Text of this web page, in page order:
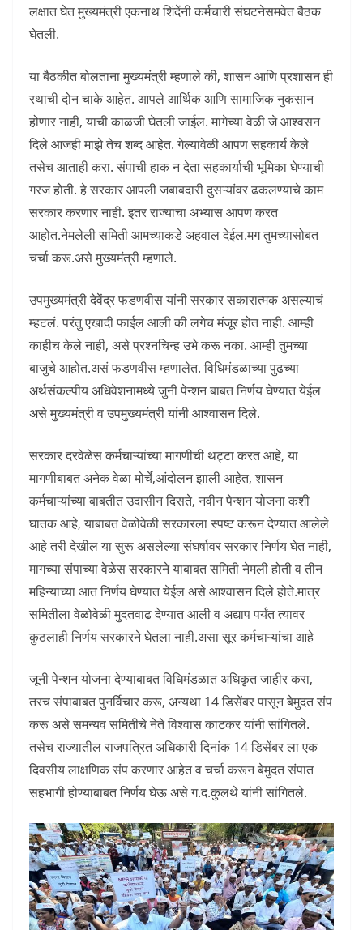
लक्षात घेत मुख्यमंत्री एकनाथ शिंदेंनी कर्मचारी संघटनेसमवेत बैठक
घेतली.
या बैठकीत बोलताना मुख्यमंत्री म्हणाले की, शासन आणि प्रशासन ही
रथाची दोन चाके आहेत. आपले आर्थिक आणि सामाजिक नुकसान
होणार नाही, याची काळजी घेतली जाईल. मागेच्या वेळी जे आश्वसन
दिले आजही माझे तेच शब्द आहेत. गेल्यावेळी आपण सहकार्य केले
तसेच आताही करा. संपाची हाक न देता सहकार्याची भूमिका घेण्याची
गरज होती. हे सरकार आपली जबाबदारी दुसऱ्यांवर ढकलण्याचे काम
सरकार करणार नाही. इतर राज्याचा अभ्यास आपण करत
आहोत.नेमलेली समिती आमच्याकडे अहवाल देईल.मग तुमच्यासोबत
चर्चा करू.असे मुख्यमंत्री म्हणाले.
उपमुख्यमंत्री देवेंद्र फडणवीस यांनी सरकार सकारात्मक असल्याचं
म्हटलं. परंतु एखादी फाईल आली की लगेच मंजूर होत नाही. आम्ही
काहीच केले नाही, असे प्रश्नचिन्ह उभे करू नका. आम्ही तुमच्या
बाजुचे आहोत.असं फडणवीस म्हणालेत. विधिमंडळाच्या पुढच्या
अर्थसंकल्पीय अधिवेशनामध्ये जुनी पेन्शन बाबत निर्णय घेण्यात येईल
असे मुख्यमंत्री व उपमुख्यमंत्री यांनी आश्वासन दिले.
सरकार दरवेळेस कर्मचाऱ्यांच्या मागणीची थट्टा करत आहे, या
मागणीबाबत अनेक वेळा मोर्चे,आंदोलन झाली आहेत, शासन
कर्मचाऱ्यांच्या बाबतीत उदासीन दिसते, नवीन पेन्शन योजना कशी
घातक आहे, याबाबत वेळोवेळी सरकारला स्पष्ट करून देण्यात आलेले
आहे तरी देखील या सुरू असलेल्या संघर्षावर सरकार निर्णय घेत नाही,
मागच्या संपाच्या वेळेस सरकारने याबाबत समिती नेमली होती व तीन
महिन्याच्या आत निर्णय घेण्यात येईल असे आश्वासन दिले होते.मात्र
समितीला वेळोवेळी मुदतवाढ देण्यात आली व अद्याप पर्यंत त्यावर
कुठलाही निर्णय सरकारने घेतला नाही.असा सूर कर्मचाऱ्यांचा आहे
जूनी पेन्शन योजना देण्याबाबत विधिमंडळात अधिकृत जाहीर करा,
तरच संपाबाबत पुनर्विचार करू, अन्यथा 14 डिसेंबर पासून बेमुदत संप
करू असे समन्यव समितीचे नेते विश्वास काटकर यांनी सांगितले.
तसेच राज्यातील राजपत्रित अधिकारी दिनांक 14 डिसेंबर ला एक
दिवसीय लाक्षणिक संप करणार आहेत व चर्चा करून बेमुदत संपात
सहभागी होण्याबाबत निर्णय घेऊ असे ग.द.कुलथे यांनी सांगितले.